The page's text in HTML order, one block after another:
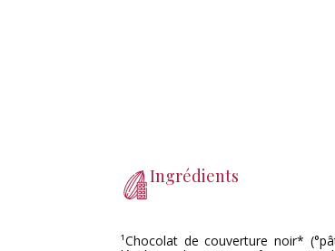
Ingrédients
¹Chocolat de couverture noir*